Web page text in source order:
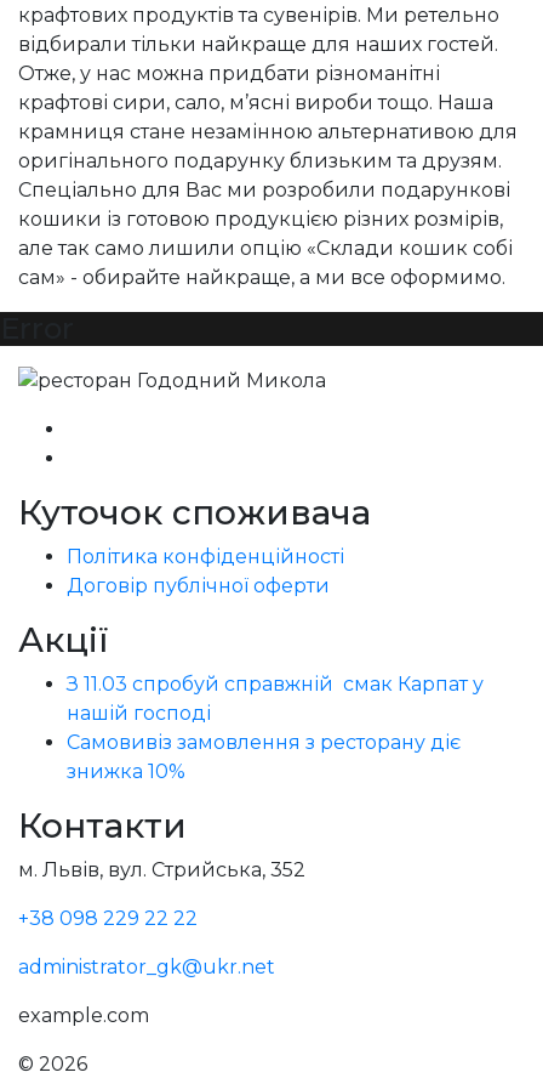
крафтових продуктів та сувенірів. Ми ретельно
відбирали тільки найкраще для наших гостей.
Отже, у нас можна придбати різноманітні
крафтові сири, сало, м’ясні вироби тощо. Наша
крамниця стане незамінною альтернативою для
оригінального подарунку близьким та друзям.
Спеціально для Вас ми розробили подарункові
кошики із готовою продукцією різних розмірів,
але так само лишили опцію «Склади кошик собі
сам» - обирайте найкраще, а ми все оформимо.
Куточок споживача
Політика конфіденційності
Договір публічної оферти
Акції
З 11.03 спробуй справжній смак Карпат у
нашій господі
Самовивіз замовлення з ресторану діє
знижка 10%
Контакти
м. Львів, вул. Стрийська, 352
+38 098 229 22 22
administrator_gk@ukr.net
example.com
© 2026